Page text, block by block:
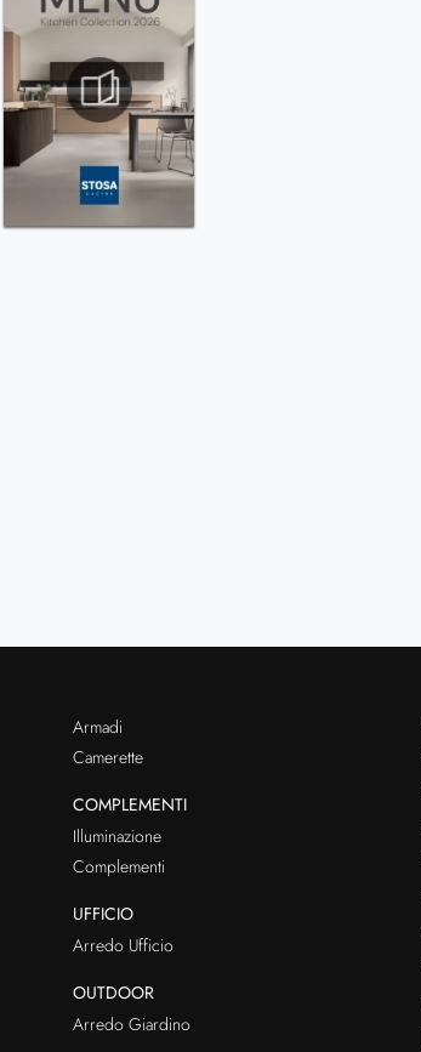
Armadi
Camerette
COMPLEMENTI
Illuminazione
Complementi
UFFICIO
Arredo Ufficio
OUTDOOR
Arredo Giardino